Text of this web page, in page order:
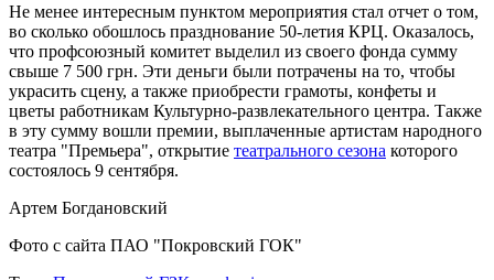
Не менее интересным пунктом мероприятия стал отчет о том,
во сколько обошлось празднование 50-летия КРЦ. Оказалось,
что профсоюзный комитет выделил из своего фонда сумму
свыше 7 500 грн. Эти деньги были потрачены на то, чтобы
украсить сцену, а также приобрести грамоты, конфеты и
цветы работникам Культурно-развлекательного центра. Также
в эту сумму вошли премии, выплаченные артистам народного
театра "Премьера", открытие театрального сезона которого
состоялось 9 сентября.
Артем Богдановский
Фото с сайта ПАО "Покровский ГОК"